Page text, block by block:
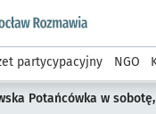
wroclaw.pl
partycypacyjny NGO
Potańcówka w